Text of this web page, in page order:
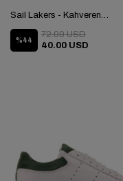
Sail Lakers - Kahverengi Deri Kadın Ev Terliği 109-560-B
%44
40.00 USD
72.00 USD